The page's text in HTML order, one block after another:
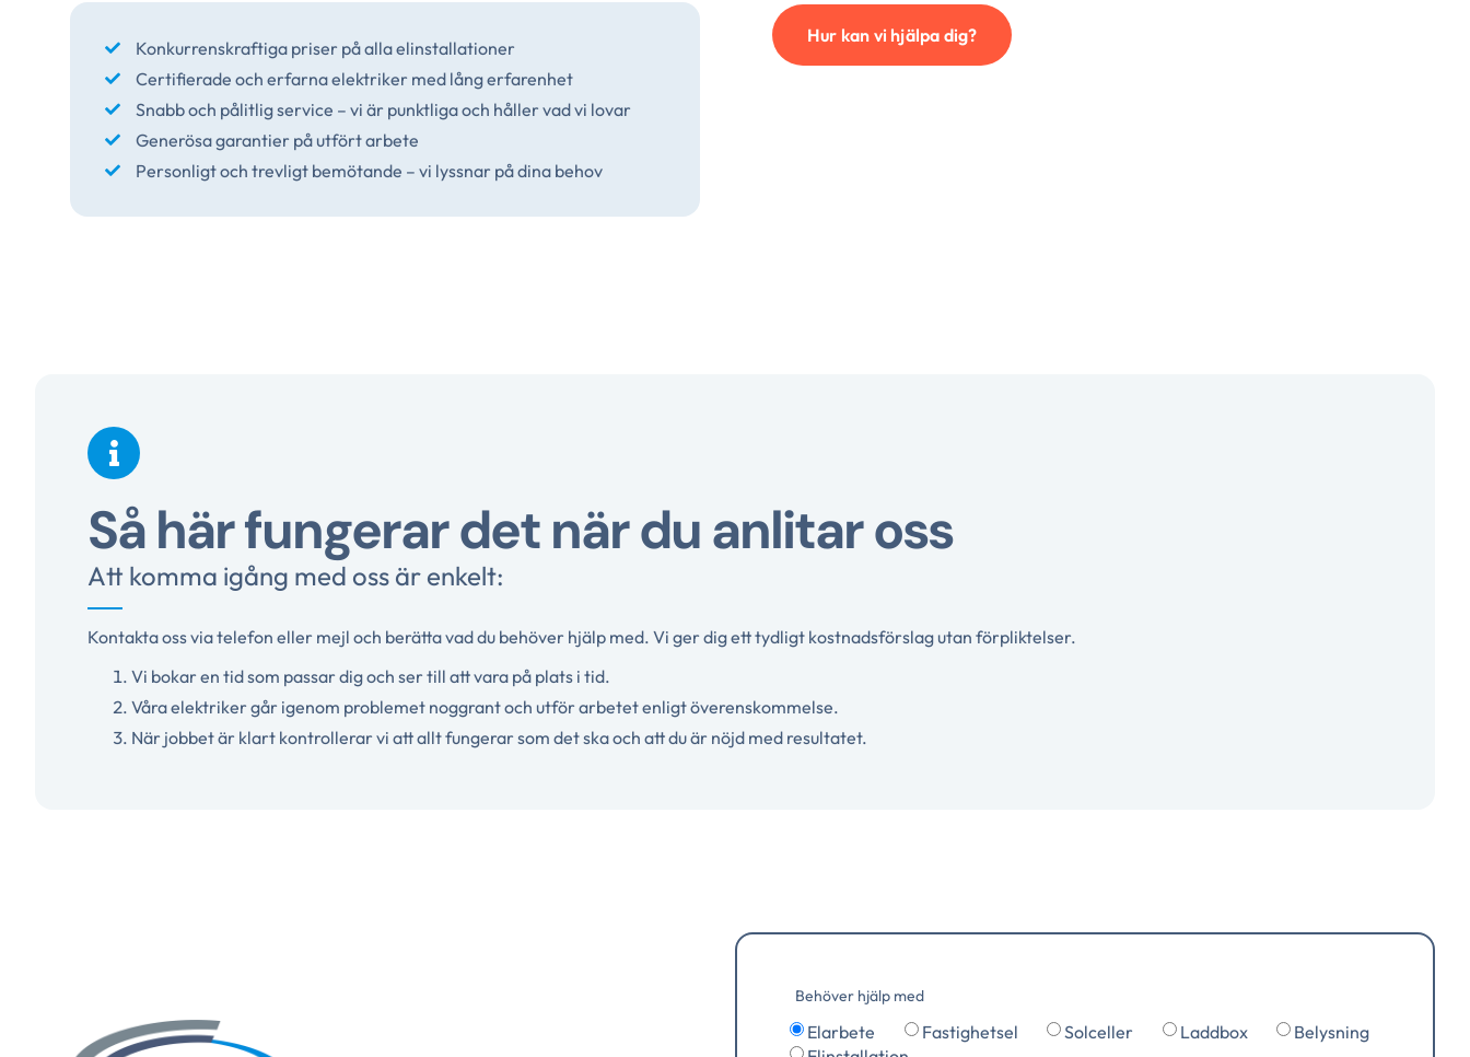
Konkurrenskraftiga priser på alla elinstallationer
Certifierade och erfarna elektriker med lång erfarenhet
Snabb och pålitlig service – vi är punktliga och håller vad vi lovar
Generösa garantier på utfört arbete
Personligt och trevligt bemötande – vi lyssnar på dina behov
Hur kan vi hjälpa dig?
Så här fungerar det när du anlitar oss
Att komma igång med oss är enkelt:
Kontakta oss via telefon eller mejl och berätta vad du behöver hjälp med. Vi ger dig ett tydligt kostnadsförslag utan förpliktelser.
Vi bokar en tid som passar dig och ser till att vara på plats i tid.
Våra elektriker går igenom problemet noggrant och utför arbetet enligt överenskommelse.
När jobbet är klart kontrollerar vi att allt fungerar som det ska och att du är nöjd med resultatet.
Behöver hjälp med
Elarbete Fastighetsel Solceller Laddbox
Belysning